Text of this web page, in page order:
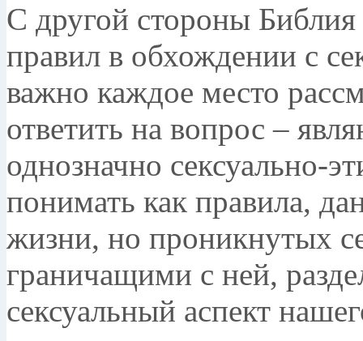
С другой стороны
правил в обхождении с
важно каждое место
ответить на вопрос –
однозначно сексуально-
понимать как правила,
жизни, но проникнутых
граничащими с ней,
сексуальный аспект